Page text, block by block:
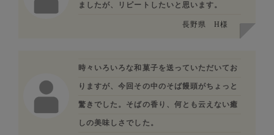
ましたが、リピートしたいと思います。
長野県 H様
時々いろいろな和菓子を送っていただいてお
りますが、今回その中のそば饅頭がちょっと
驚きでした。そばの香り、何とも云えない癒
しの美味しさでした。